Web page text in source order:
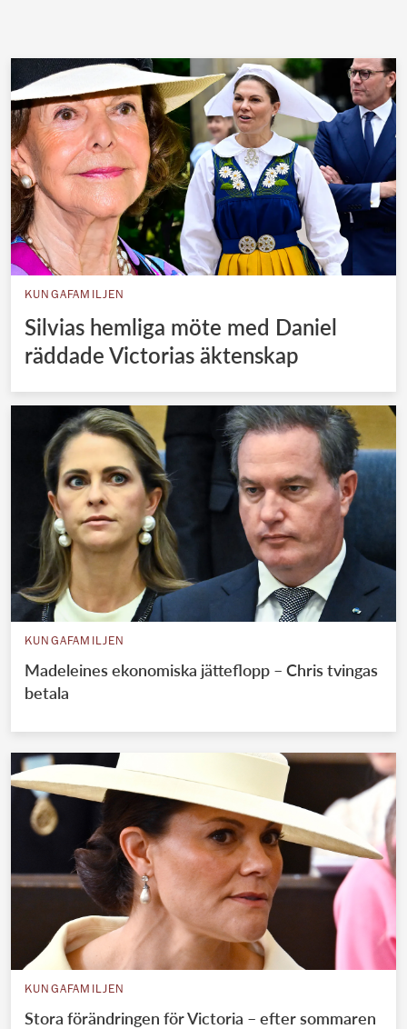
KUNGAFAMILJEN
Silvias hemliga möte med Daniel
räddade Victorias äktenskap
KUNGAFAMILJEN
Madeleines ekonomiska jätteflopp – Chris tvingas
betala
KUNGAFAMILJEN
Stora förändringen för Victoria – efter sommaren